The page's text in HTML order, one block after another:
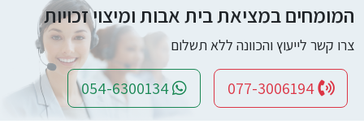
המומחים במציאת בית אבות ומיצוי זכויות
צרו קשר לייעוץ והכוונה ללא תשלום